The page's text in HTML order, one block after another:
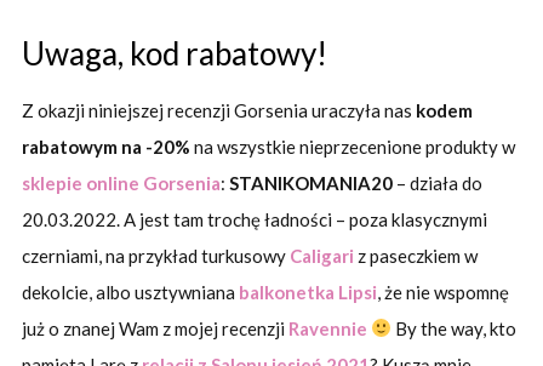
Uwaga, kod rabatowy!
Z okazji niniejszej recenzji Gorsenia uraczyła nas kodem
rabatowym na -20% na wszystkie nieprzecenione produkty w
sklepie online Gorsenia: STANIKOMANIA20 – działa do
20.03.2022. A jest tam trochę ładności – poza klasycznymi
czerniami, na przykład turkusowy Caligari z paseczkiem w
dekolcie, albo usztywniana balkonetka Lipsi, że nie wspomnę
już o znanej Wam z mojej recenzji Ravennie
By the way, kto